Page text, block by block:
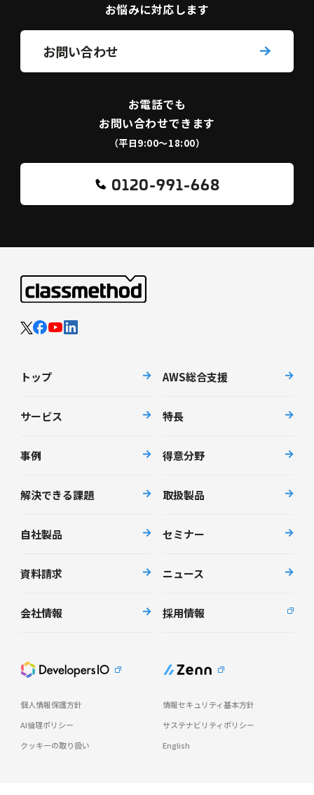
お悩みに対応します
お問い合わせ
お電話でも
お問い合わせできます
（平日9:00〜18:00）
0120-991-668
トップ AWS総合支援
サービス 特長
事例 得意分野
解決できる課題 取扱製品
自社製品 セミナー
資料請求 ニュース
会社情報 採用情報
個人情報保護方針
情報セキュリティ基本方針
AI倫理ポリシー
サステナビリティポリシー
クッキーの取り扱い
English